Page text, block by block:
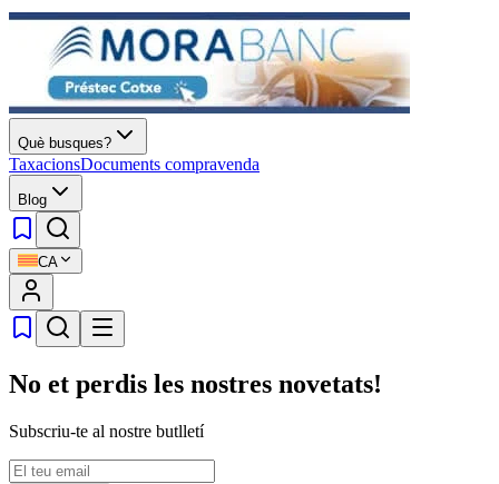
Què busques?
TaxacionsDocuments compravenda
Blog
CA
No et perdis les nostres novetats!
Subscriu-te al nostre butlletí